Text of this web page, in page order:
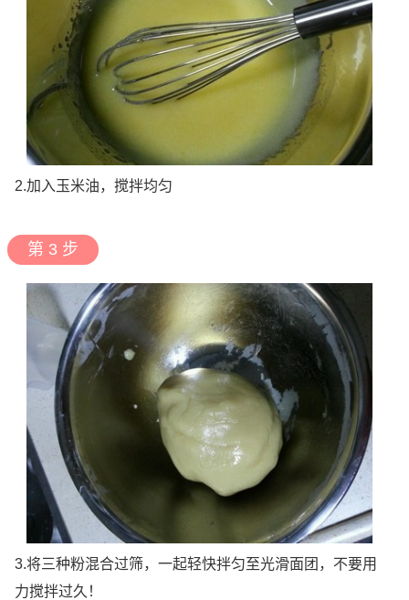
2.加入玉米油，搅拌均匀
第 3 步
3.将三种粉混合过筛，一起轻快拌匀至光滑面团，不要用
力搅拌过久！